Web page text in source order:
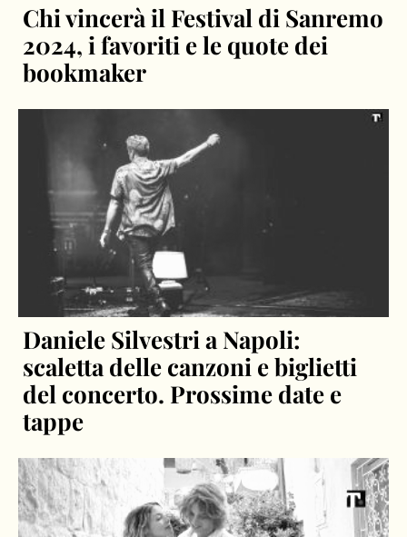
Chi vincerà il Festival di Sanremo
2024, i favoriti e le quote dei
bookmaker
Daniele Silvestri a Napoli:
scaletta delle canzoni e biglietti
del concerto. Prossime date e
tappe